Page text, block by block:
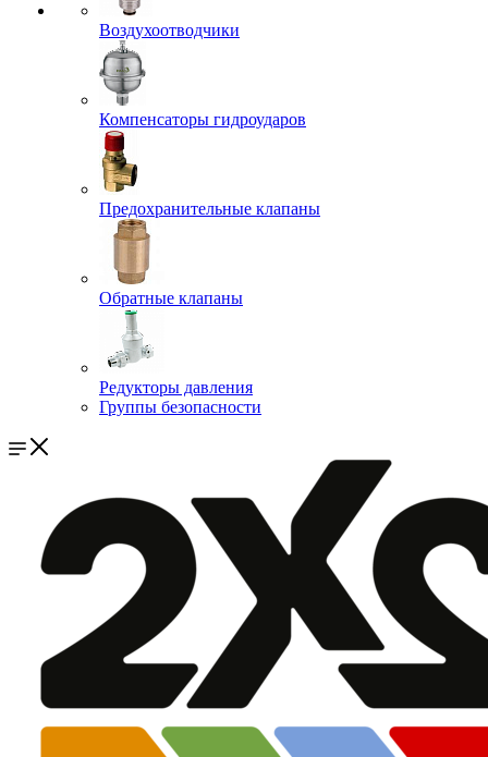
Воздухоотводчики
Компенсаторы гидроударов
Предохранительные клапаны
Обратные клапаны
Редукторы давления
Группы безопасности